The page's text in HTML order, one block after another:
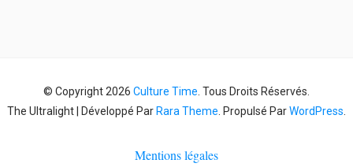
© Copyright 2026 Culture Time . Tous Droits Réservés.
The Ultralight | Développé Par Rara Theme . Propulsé ParWordPress
Mentions légales